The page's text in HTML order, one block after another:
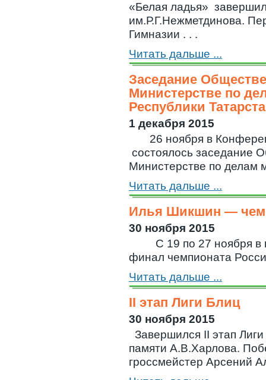
«Белая ладья»
им.Р.Г.Нежметдинова.
Гимназии . . .
Читать дальше ...
Заседание
Министерстве по
Республики
1 декабря 2015
26 ноября в
состоялось заседание
Министерстве по делам
Читать дальше ...
Илья Шикшин —
30 ноября 2015
С 19 по 27 ноября в
финал чемпионата
Читать дальше ...
II этап Лиги Блиц
30 ноября 2015
Завершился II этап
памяти А.В.Харлова.
гроссмейстер Арсений